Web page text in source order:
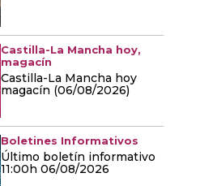
Castilla-La Mancha hoy,
magacín
Castilla-La Mancha hoy
magacín (06/08/2026)
Boletines Informativos
Último boletín informativo
11:00h 06/08/2026